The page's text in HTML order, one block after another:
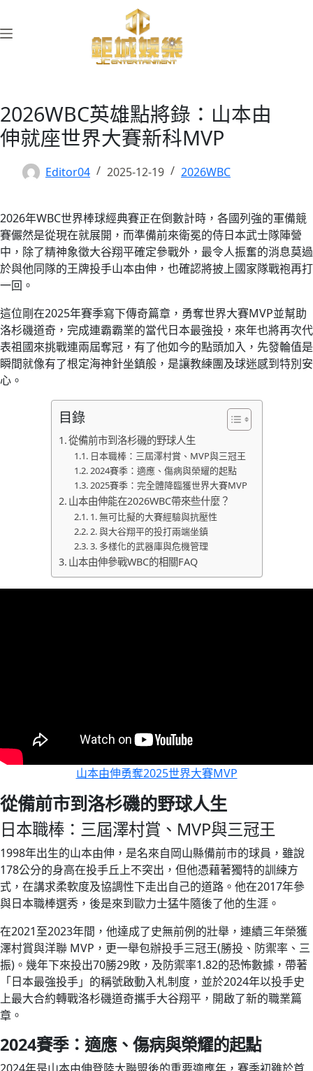
主
2026WBC英雄點將錄：山本由
伸就座世界大賽新科MVP
Editor04 2025-12-19 2026WBC
2026年WBC世界棒球經典賽正在倒數計時，各國列強的軍備競
賽儼然是從現在就展開，而準備前來衛冕的侍日本武士隊陣營
中，除了精神象徵大谷翔平確定參戰外，最令人振奮的消息莫過
於與他同隊的王牌投手山本由伸，也確認將披上國家隊戰袍再打
一回。
這位剛在2025年賽季寫下傳奇篇章，勇奪世界大賽MVP並幫助
洛杉磯道奇，完成連霸霸業的當代日本最強投，來年也將再次代
表祖國來挑戰連兩屆奪冠，有了他如今的點頭加入，先發輪值是
瞬間就像有了根定海神針坐鎮般，是讓教練團及球迷感到特別安
心。
目錄
從備前市到洛杉磯的野球人生
日本職棒：三屆澤村賞、MVP與三冠王
2024賽季：適應、傷病與榮耀的起點
2025賽季：完全體降臨獲世界大賽MVP
山本由伸能在2026WBC帶來些什麼？
1. 無可比擬的大賽經驗與抗壓性
2. 與大谷翔平的投打兩端坐鎮
3. 多樣化的武器庫與危機管理
山本由伸參戰WBC的相關FAQ
山本由伸勇奪2025世界大賽MVP
從備前市到洛杉磯的野球人生
日本職棒：三屆澤村賞、MVP與三冠王
1998年出生的山本由伸，是名來自岡山縣備前市的球員，雖說
178公分的身高在投手丘上不突出，但他憑藉著獨特的訓練方
式，在講求柔軟度及協調性下走出自己的道路。他在2017年參
與日本職棒選秀，後是來到歐力士猛牛隨後了他的生涯。
在2021至2023年間，他達成了史無前例的壯舉，連續三年榮獲
澤村賞與洋聯 MVP，更一舉包辦投手三冠王(勝投、防禦率、三
振)。幾年下來投出70勝29敗，及防禦率1.82的恐怖數據，帶著
「日本最強投手」的稱號啟動入札制度，並於2024年以投手史
上最大合約轉戰洛杉磯道奇攜手大谷翔平，開啟了新的職業篇
章。
2024賽季：適應、傷病與榮耀的起點